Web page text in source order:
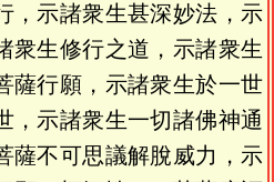
，示諸衆生甚深妙法，示
衆生修行之道，示諸衆生
薩行願，示諸衆生於一世
，示諸衆生一切諸佛神通
薩不可思議解脫威力，示